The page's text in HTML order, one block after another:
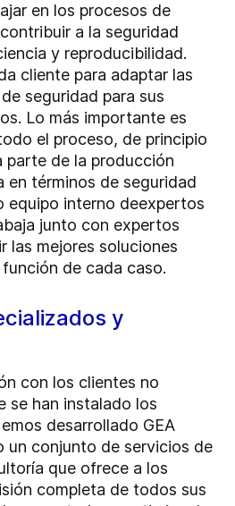
en los procesos de
a la seguridad
y reproducibilidad.
cliente para adaptar las
seguridad para sus
Lo más importante es
el proceso, de principio
parte de la producción
en términos de seguridad
equipo interno deexpertos
junto con expertos
las mejores soluciones
de cada caso.
y
con los clientes no
se han instalado los
desarrollado GEA
un conjunto de servicios de
que ofrece a los
completa de todos sus